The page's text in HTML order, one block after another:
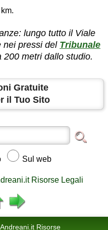
lungo tutto il Viale
nei pressi del Tribunale
metri dallo studio.
Gratuite
il Tuo Sito
Sul web
Risorse Legali
Risorse